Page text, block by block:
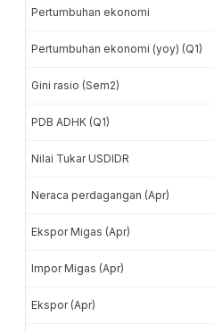
Pertumbuhan ekonomi
Pertumbuhan ekonomi (yoy) (Q1)
Gini rasio (Sem2)
PDB ADHK (Q1)
Nilai Tukar USDIDR
Neraca perdagangan (Apr)
Ekspor Migas (Apr)
Impor Migas (Apr)
Ekspor (Apr)